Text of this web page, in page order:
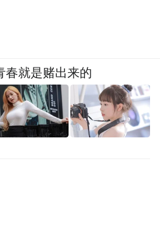
春就是赌出来的